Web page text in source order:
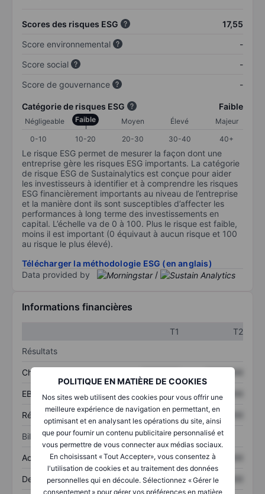
POLITIQUE EN MATIÈRE DE COOKIES
Nos sites web utilisent des cookies pour vous offrir une
meilleure expérience de navigation en permettant, en
optimisant et en analysant les opérations du site, ainsi
que pour fournir un contenu publicitaire personnalisé et
vous permettre de vous connecter aux médias sociaux.
En choisissant « Tout Accepter», vous consentez à
l'utilisation de cookies et au traitement des données
personnelles qui en découle. Sélectionnez « Gérer le
consentement » pour gérer vos préférences en matière
Scores des risques ESG
17,55
Score environnemental
-
Score social
-
Score de gouvernance
-
Catégorie de risques ESG Faible
Négligeable Faible Moyen Élevé
Majeur
0-10
10-20 20-30 30-40 40+
Le risque ESG permet de mesurer la façon dont une
entreprise gère les risques ESG importants. La catégorie
de risque ESG de Sustainalytics est conçue pour aider
les investisseurs à identifier et à comprendre les risques
ESG financièrement importants au niveau de l’entreprise
et la manière dont ils sont susceptibles d’affecter les
performances à long terme des investissements en
capital. L’échelle va de 0 à 100. Plus le risque est faible,
moins il est important (0 équivaut à aucun risque et 100
au risque le plus élevé).
Télécharger la méthodologie ESG (en anglais)
Data provided by
/
Informations financières
T1
T2
Résultats
Chiffre d’affaires XXXXXXX
EBITDA XXXXXXX XXXXXXX
Résultat net XXXXXXX XXXXXXX
Bilan
Actifs totaux XXXXXXX XXXXXXX
Dette totale XXXXXXX XXXXXXX